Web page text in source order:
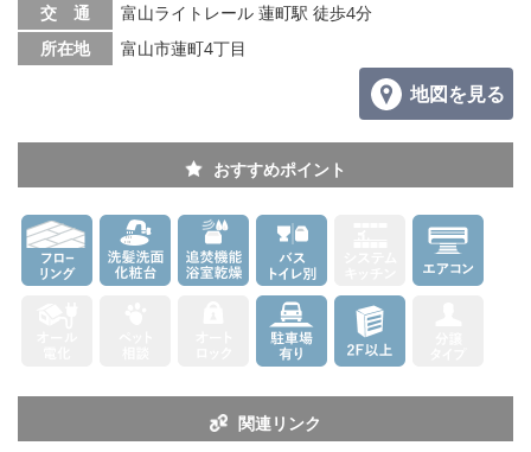
交 通
富山ライトレール 蓮町駅 徒歩4分
所在地
富山市蓮町4丁目
地図を見る
おすすめポイント
関連リンク